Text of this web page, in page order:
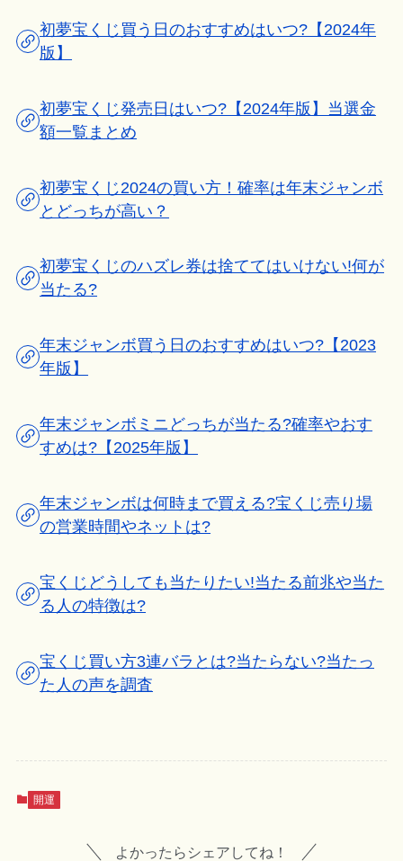
初夢宝くじ買う日のおすすめはいつ?【2024年
版】
初夢宝くじ発売日はいつ?【2024年版】当選金
額一覧まとめ
初夢宝くじ2024の買い方！確率は年末ジャンボ
とどっちが高い？
初夢宝くじのハズレ券は捨ててはいけない!何が
当たる?
年末ジャンボ買う日のおすすめはいつ?【2023
年版】
年末ジャンボミニどっちが当たる?確率やおす
すめは?【2025年版】
年末ジャンボは何時まで買える?宝くじ売り場
の営業時間やネットは?
宝くじどうしても当たりたい!当たる前兆や当た
る人の特徴は?
宝くじ買い方3連バラとは?当たらない?当たっ
た人の声を調査
開運
よかったらシェアしてね！